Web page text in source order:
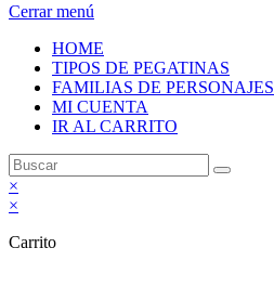
Cerrar menú
HOME
TIPOS DE PEGATINAS
FAMILIAS DE PERSONAJES
MI CUENTA
IR AL CARRITO
×
×
Carrito